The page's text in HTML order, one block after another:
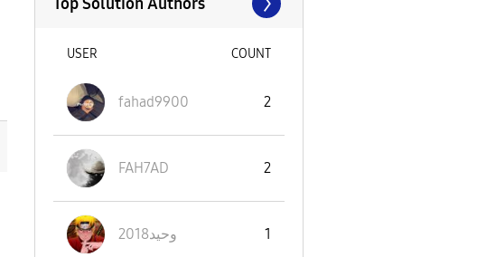
USER COUNT
fahad9900 2
FAH7AD 2
وحيد2018 1